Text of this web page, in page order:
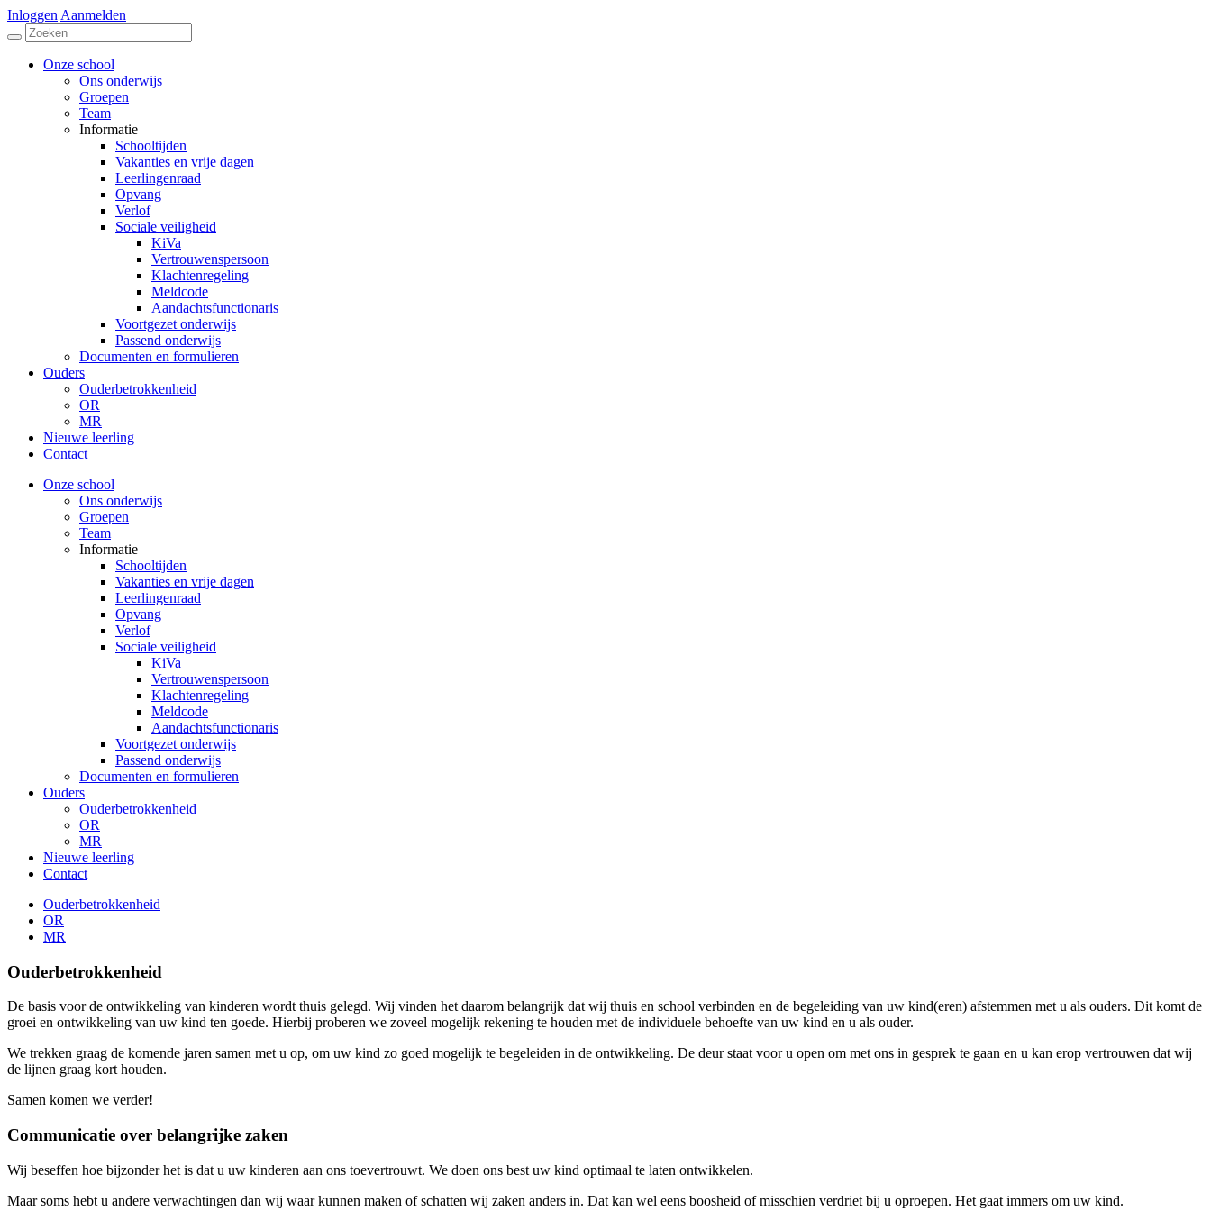
Inloggen Aanmelden
Onze school
Ons onderwijs
Groepen
Team
Informatie
Schooltijden
Vakanties en vrije dagen
Leerlingenraad
Opvang
Verlof
Sociale veiligheid
KiVa
Vertrouwenspersoon
Klachtenregeling
Meldcode
Aandachtsfunctionaris
Voortgezet onderwijs
Passend onderwijs
Documenten en formulieren
Ouders
Ouderbetrokkenheid
OR
MR
Nieuwe leerling
Contact
Onze school
Ons onderwijs
Groepen
Team
Informatie
Schooltijden
Vakanties en vrije dagen
Leerlingenraad
Opvang
Verlof
Sociale veiligheid
KiVa
Vertrouwenspersoon
Klachtenregeling
Meldcode
Aandachtsfunctionaris
Voortgezet onderwijs
Passend onderwijs
Documenten en formulieren
Ouders
Ouderbetrokkenheid
OR
MR
Nieuwe leerling
Contact
Ouderbetrokkenheid
OR
MR
Ouderbetrokkenheid
De basis voor de ontwikkeling van kinderen wordt thuis gelegd. Wij vinden het daarom belangrijk dat wij thuis en school verbinden en de begeleiding van uw kind(eren) afstemmen met u als ouders. Dit komt de
groei en ontwikkeling van uw kind ten goede. Hierbij proberen we zoveel mogelijk rekening te houden met de individuele behoefte van uw kind en u als ouder.
We trekken graag de komende jaren samen met u op, om uw kind zo goed mogelijk te begeleiden in de ontwikkeling. De deur staat voor u open om met ons in gesprek te gaan en u kan erop vertrouwen dat wij
de lijnen graag kort houden.
Samen komen we verder!
Communicatie over belangrijke zaken
Wij beseffen hoe bijzonder het is dat u uw kinderen aan ons toevertrouwt. We doen ons best uw kind optimaal te laten ontwikkelen.
Maar soms hebt u andere verwachtingen dan wij waar kunnen maken of schatten wij zaken anders in. Dat kan wel eens boosheid of misschien verdriet bij u oproepen. Het gaat immers om uw kind.